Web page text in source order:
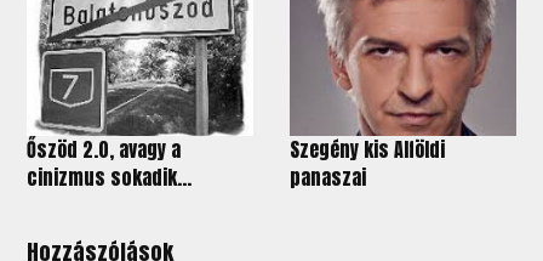
Őszöd 2.0, avagy a
cinizmus sokadik...
Szegény kis Alföldi
panaszai
Hozzászólások